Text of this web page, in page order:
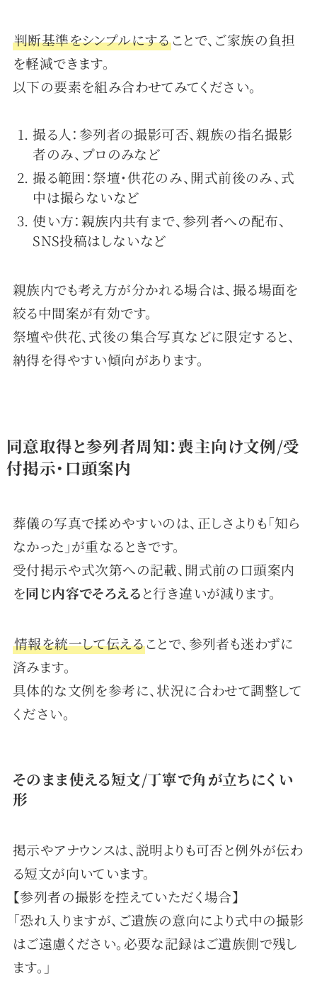
判断基準をシンプルにすることで、ご家族の負担
を軽減できます。
以下の要素を組み合わせてみてください。
撮る人：参列者の撮影可否、親族の指名撮影
者のみ、プロのみなど
撮る範囲：祭壇・供花のみ、開式前後のみ、式
中は撮らないなど
使い方：親族内共有まで、参列者への配布、
SNS投稿はしないなど
親族内でも考え方が分かれる場合は、撮る場面を
絞る中間案が有効です。
祭壇や供花、式後の集合写真などに限定すると、
納得を得やすい傾向があります。
同意取得と参列者周知：喪主向け文例/受
付掲示・口頭案内
葬儀の写真で揉めやすいのは、正しさよりも「知ら
なかった」が重なるときです。
受付掲示や式次第への記載、開式前の口頭案内
を同じ内容でそろえると行き違いが減ります。
情報を統一して伝えることで、参列者も迷わずに
済みます。
具体的な文例を参考に、状況に合わせて調整して
ください。
そのまま使える短文/丁寧で角が立ちにくい
形
掲示やアナウンスは、説明よりも可否と例外が伝わ
る短文が向いています。
【参列者の撮影を控えていただく場合】
「恐れ入りますが、ご遺族の意向により式中の撮影
はご遠慮ください。必要な記録はご遺族側で残し
ます。」